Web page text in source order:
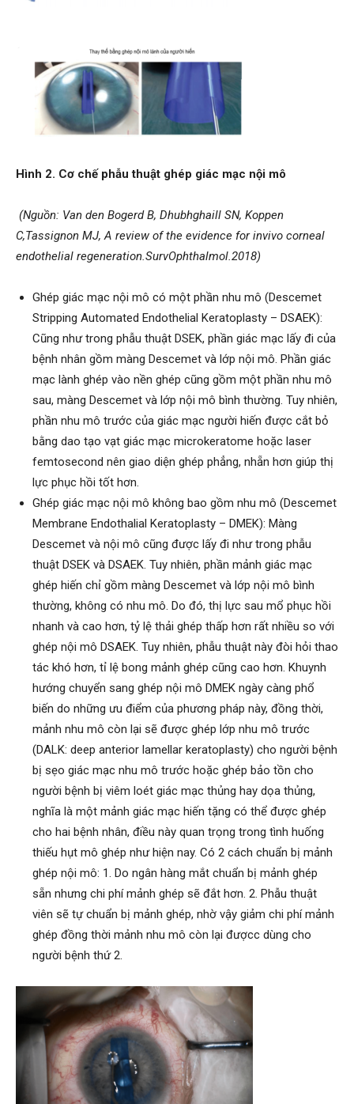
Hình 2. Cơ chế phẫu thuật ghép giác mạc nội mô
(Nguồn: Van den Bogerd B, Dhubhghaill SN, Koppen
C,Tassignon MJ, A review of the evidence for invivo corneal
endothelial regeneration.SurvOphthalmol.2018)
Ghép giác mạc nội mô có một phần nhu mô (Descemet
Stripping Automated Endothelial Keratoplasty – DSAEK):
Cũng như trong phẫu thuật DSEK, phần giác mạc lấy đi của
bệnh nhân gồm màng Descemet và lớp nội mô. Phần giác
mạc lành ghép vào nền ghép cũng gồm một phần nhu mô
sau, màng Descemet và lớp nội mô bình thường. Tuy nhiên,
phần nhu mô trước của giác mạc người hiến được cắt bỏ
bằng dao tạo vạt giác mạc microkeratome hoặc laser
femtosecond nên giao diện ghép phẳng, nhẵn hơn giúp thị
lực phục hồi tốt hơn.
Ghép giác mạc nội mô không bao gồm nhu mô (Descemet
Membrane Endothalial Keratoplasty – DMEK): Màng
Descemet và nội mô cũng được lấy đi như trong phẫu
thuật DSEK và DSAEK. Tuy nhiên, phần mảnh giác mạc
ghép hiến chỉ gồm màng Descemet và lớp nội mô bình
thường, không có nhu mô. Do đó, thị lực sau mổ phục hồi
nhanh và cao hơn, tỷ lệ thải ghép thấp hơn rất nhiều so với
ghép nội mô DSAEK. Tuy nhiên, phẫu thuật này đòi hỏi thao
tác khó hơn, tỉ lệ bong mảnh ghép cũng cao hơn. Khuynh
hướng chuyển sang ghép nội mô DMEK ngày càng phổ
biến do những ưu điểm của phương pháp này, đồng thời,
mảnh nhu mô còn lại sẽ được ghép lớp nhu mô trước
(DALK: deep anterior lamellar keratoplasty) cho người bệnh
bị sẹo giác mạc nhu mô trước hoặc ghép bảo tồn cho
người bệnh bị viêm loét giác mạc thủng hay dọa thủng,
nghĩa là một mảnh giác mạc hiến tặng có thể được ghép
cho hai bệnh nhân, điều này quan trọng trong tình huống
thiếu hụt mô ghép như hiện nay. Có 2 cách chuẩn bị mảnh
ghép nội mô: 1. Do ngân hàng mắt chuẩn bị mảnh ghép
sẵn nhưng chi phí mảnh ghép sẽ đắt hơn. 2. Phẫu thuật
viên sẽ tự chuẩn bị mảnh ghép, nhờ vậy giảm chi phí mảnh
ghép đồng thời mảnh nhu mô còn lại đượcc dùng cho
người bệnh thứ 2.